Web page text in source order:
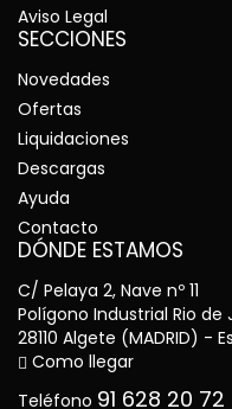
Aviso Legal
SECCIONES
Novedades
Ofertas
Liquidaciones
Descargas
Ayuda
Contacto
DÓNDE ESTAMOS
C/ Pelaya 2, Nave nº 11
Polígono Industrial Rio de
28110 Algete (MADRID) -
Como llegar
Teléfono 91 628 20 72